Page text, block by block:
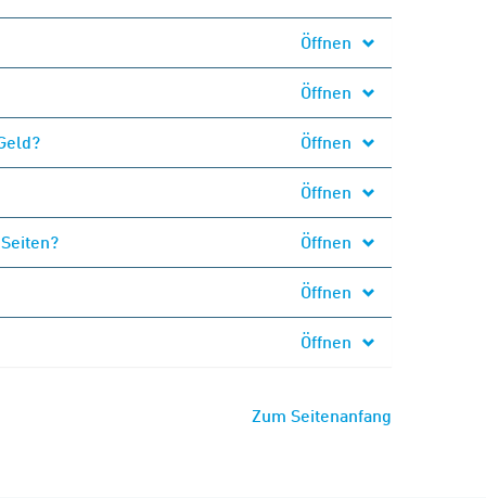
Öffnen
Öffnen
Öffnen
Öffnen
Öffnen
Öffnen
Öffnen
Zum Seitenanfang